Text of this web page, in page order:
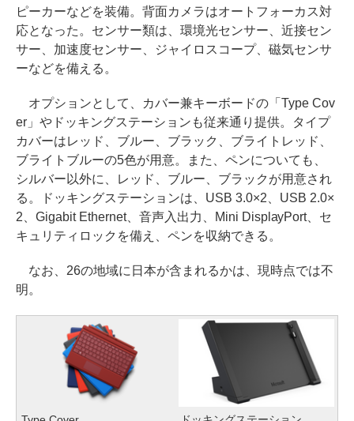
ピーカーなどを装備。背面カメラはオートフォーカス対
応となった。センサー類は、環境光センサー、近接セン
サー、加速度センサー、ジャイロスコープ、磁気センサ
ーなどを備える。
オプションとして、カバー兼キーボードの「Type Cov
er」やドッキングステーションも従来通り提供。タイプ
カバーはレッド、ブルー、ブラック、ブライトレッド、
ブライトブルーの5色が用意。また、ペンについても、
シルバー以外に、レッド、ブルー、ブラックが用意され
る。ドッキングステーションは、USB 3.0×2、USB 2.0×
2、Gigabit Ethernet、音声入出力、Mini DisplayPort、セ
キュリティロックを備え、ペンを収納できる。
なお、26の地域に日本が含まれるかは、現時点では不
明。